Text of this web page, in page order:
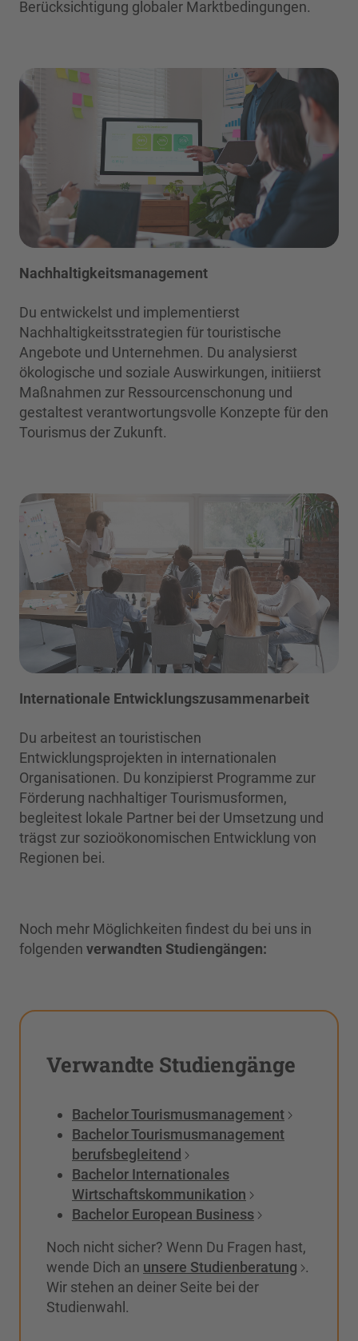
Berücksichtigung globaler Marktbedingungen.
Nachhaltigkeitsmanagement
Du entwickelst und implementierst
Nachhaltigkeitsstrategien für touristische
Angebote und Unternehmen. Du analysierst
ökologische und soziale Auswirkungen, initiierst
Maßnahmen zur Ressourcenschonung und
gestaltest verantwortungsvolle Konzepte für den
Tourismus der Zukunft.
Internationale Entwicklungszusammenarbeit
Du arbeitest an touristischen
Entwicklungsprojekten in internationalen
Organisationen. Du konzipierst Programme zur
Förderung nachhaltiger Tourismusformen,
begleitest lokale Partner bei der Umsetzung und
trägst zur sozioökonomischen Entwicklung von
Regionen bei.
Noch mehr Möglichkeiten findest du bei uns in
folgenden verwandten Studiengängen:
Verwandte Studiengänge
Bachelor Tourismusmanagement
Bachelor Tourismusmanagement
berufsbegleitend
Bachelor Internationales
Wirtschaftskommunikation
Bachelor European Business
Noch nicht sicher? Wenn Du Fragen hast,
wende Dich an unsere Studienberatung .
Wir stehen an deiner Seite bei der
Studienwahl.